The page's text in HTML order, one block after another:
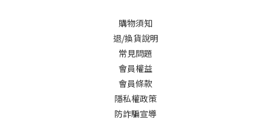
購物須知
退/換貨說明
常見問題
會員權益
會員條款
隱私權政策
防詐騙宣導